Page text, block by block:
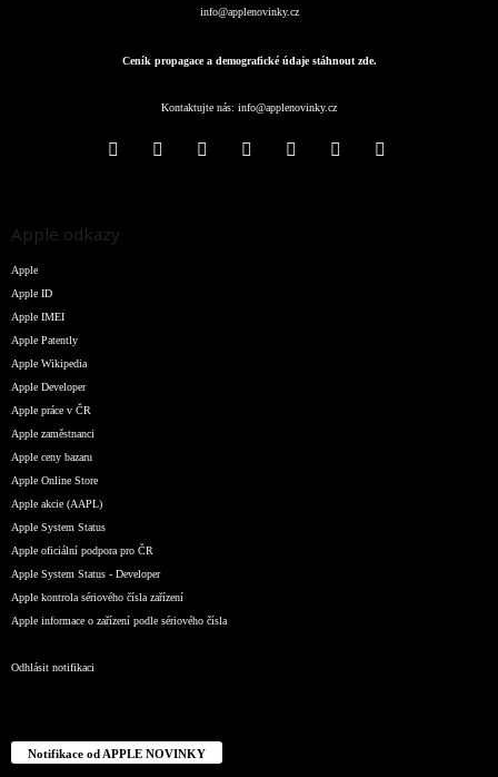
info@applenovinky.cz
Ceník propagace a demografické údaje stáhnout zde.
Kontaktujte nás: info@applenovinky.cz
Apple odkazy
Apple
Apple ID
Apple IMEI
Apple Patently
Apple Wikipedia
Apple Developer
Apple práce v ČR
Apple zaměstnanci
Apple ceny bazaru
Apple Online Store
Apple akcie (AAPL)
Apple System Status
Apple oficiální podpora pro ČR
Apple System Status - Developer
Apple kontrola sériového čísla zařízení
Apple informace o zařízení podle sériového čísla
Odhlásit notifikaci
Notifikace od APPLE NOVINKY